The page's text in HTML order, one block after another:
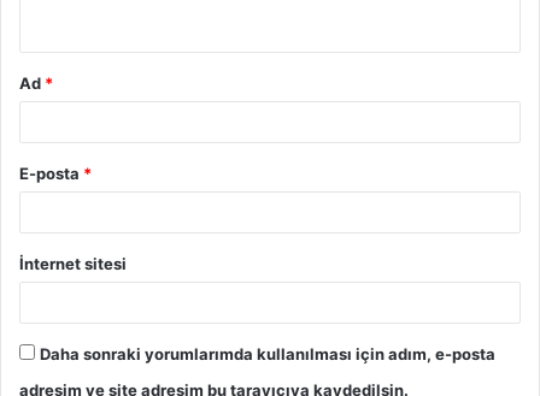
Ad *
E-posta *
İnternet sitesi
Daha sonraki yorumlarımda kullanılması için adım, e-posta
adresim ve site adresim bu tarayıcıya kaydedilsin.